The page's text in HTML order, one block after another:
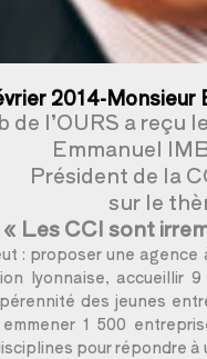
2014-Monsieur
de l’OURS a reçu
Emmanuel
Président de la
sur le
« Les CCI sont
: proposer une
lyonnaise, accueillir
des jeunes
1 500
pour répondre à